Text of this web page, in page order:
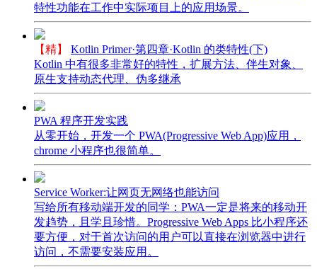
特性功能在工作中实际项目上的应用场景。
【精】
Kotlin Primer·第四章·Kotlin 的类特性(下)
Kotlin 中有很多非常好的特性，扩展方法、伴生对象、
原生支持动态代理、伪多继承
PWA 程序开发实践
从零开始，开发一个 PWA(Progressive Web App)应用，
chrome 小程序也很简单。
Service Worker:让网页无网络也能访问
写给所有移动端开发的同学：PWA一定是将来的移动开
发趋势，且学且珍惜。Progressive Web Apps 比小程序还
要方便，对于首次访问的用户可以直接在浏览器中进行
访问，不需要安装应用。